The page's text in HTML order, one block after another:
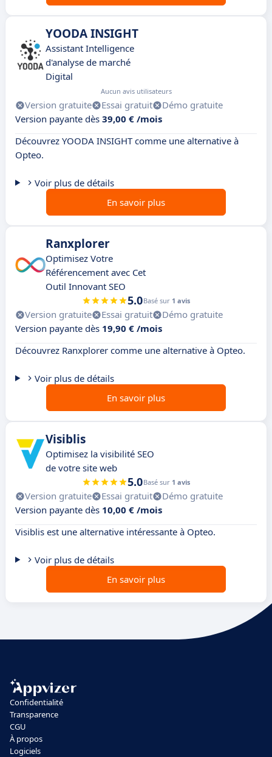
YOODA INSIGHT
Assistant Intelligence
d'analyse de marché
Digital
Aucun avis utilisateurs
Version gratuite Essai gratuit
Démo gratuite
Version payante dès 39,00 € /mois
Découvrez YOODA INSIGHT comme une alternative à
Opteo.
Voir plus de détails
En savoir plus
Ranxplorer
Optimisez Votre
Référencement avec Cet
Outil Innovant SEO
5.0Basé sur 1 avis
Version gratuite Essai gratuit
Démo gratuite
Version payante dès 19,90 € /mois
Découvrez Ranxplorer comme une alternative à Opteo.
Voir plus de détails
En savoir plus
Visiblis
Optimisez la visibilité SEO
de votre site web
5.0Basé sur 1 avis
Version gratuite Essai gratuit
Démo gratuite
Version payante dès 10,00 € /mois
Visiblis est une alternative intéressante à Opteo.
Voir plus de détails
En savoir plus
Confidentialité
Transparence
CGU
À propos
Logiciels